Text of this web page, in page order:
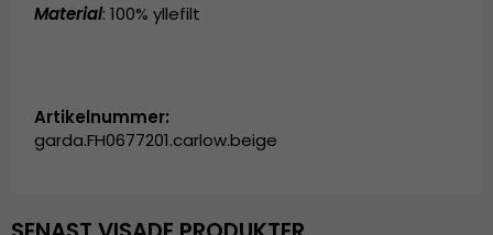
Material: 100% yllefilt
Artikelnummer:
garda.FH0677201.carlow.beige